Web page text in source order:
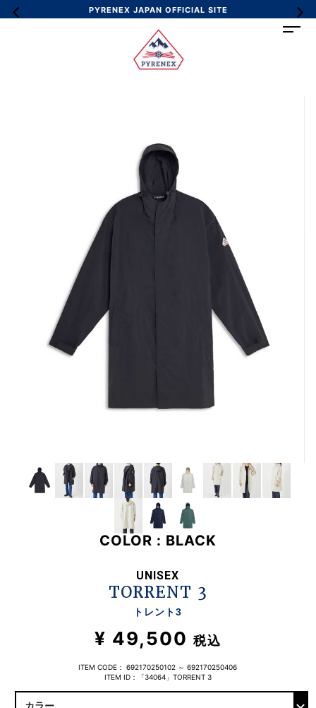
PYRENEX JAPAN OFFICIAL SITE
1/ 12
COLOR : BLACK
UNISEX
TORRENT 3
トレント3
¥ 49,500 税込
ITEM CODE：692170250102 ～ 692170250406
ITEM ID：「34064」TORRENT 3